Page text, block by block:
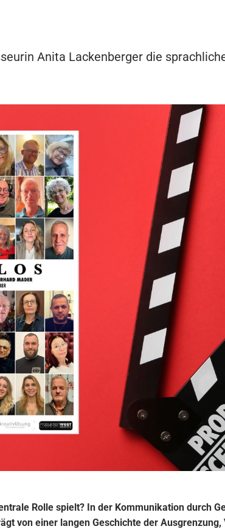
Anita Lackenberger die
Rolle spielt? In der Kommunikation durch
von einer langen Geschichte der